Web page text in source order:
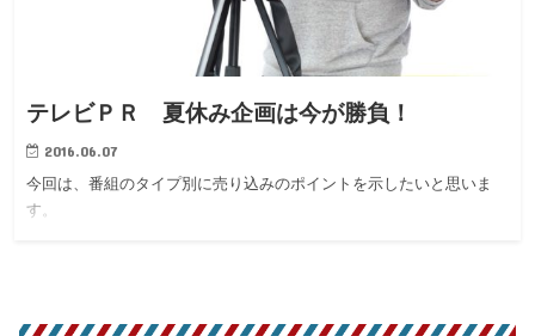
テレビＰＲ 夏休み企画は今が勝負！
2016.06.07
今回は、番組のタイプ別に売り込みのポイントを示したいと思いま
す。